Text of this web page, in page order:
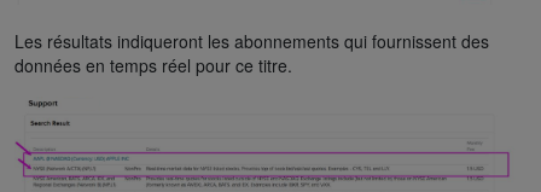
Les résultats indiqueront les abonnements qui fournissent des
données en temps réel pour ce titre.